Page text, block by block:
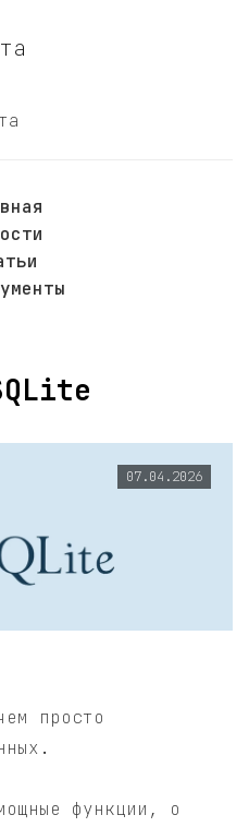
07.04.2026
просто
функции, о